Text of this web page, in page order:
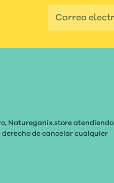
Natureganix.store atendiendo
derecho de cancelar cualquier